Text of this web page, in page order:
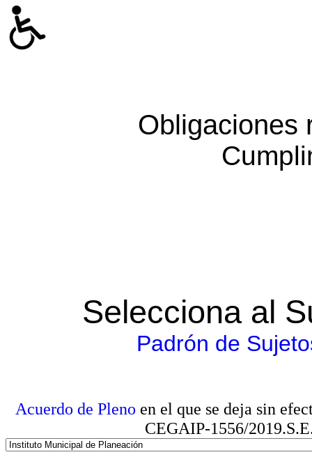
Obligaciones
Selecciona al
Padrón de
Acuerdo de Pleno en el que se deja sin
CEGAIP-1556/